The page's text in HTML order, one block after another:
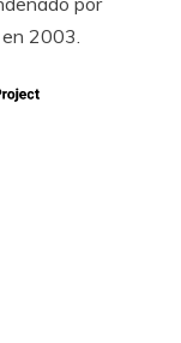
2003.